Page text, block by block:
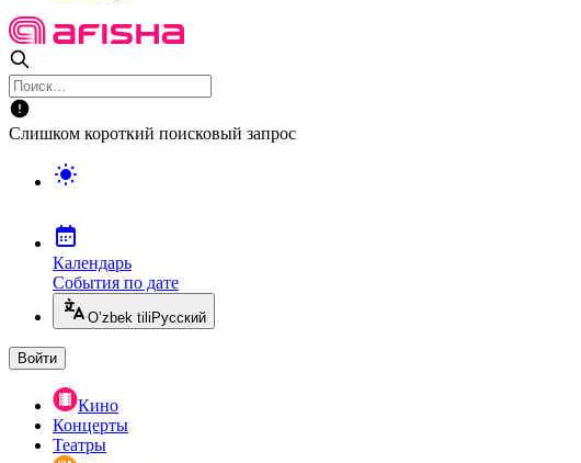
Слишком короткий поисковый запрос
Календарь
События по дате
O’zbek tili Русский
Войти
Кино
Концерты
Театры